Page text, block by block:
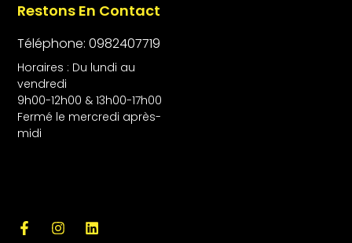
Restons En Contact
Téléphone: 0982407719
Horaires : Du lundi au
vendredi
9h00-12h00 & 13h00-17h00
Fermé le mercredi après-
midi